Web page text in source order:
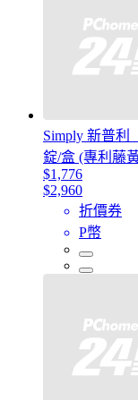
Simply 新普利
錠/盒 (專利藤
$1,776
$2,960
折價券
P幣